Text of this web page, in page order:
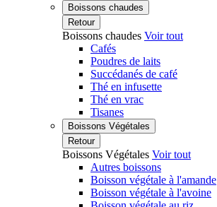
Boissons chaudes
Retour
Boissons chaudes Voir tout
Cafés
Poudres de laits
Succédanés de café
Thé en infusette
Thé en vrac
Tisanes
Boissons Végétales
Retour
Boissons Végétales Voir tout
Autres boissons
Boisson végétale à l'amande
Boisson végétale à l'avoine